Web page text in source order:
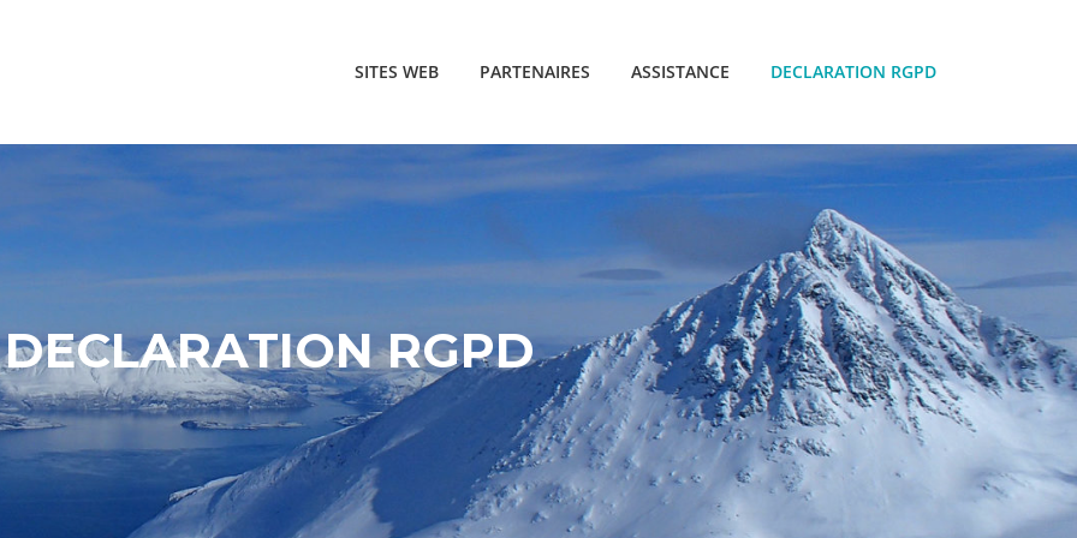
SITES WEB PARTENAIRES ASSISTANCE DECLARATION RGPD
DECLARATION RGPD